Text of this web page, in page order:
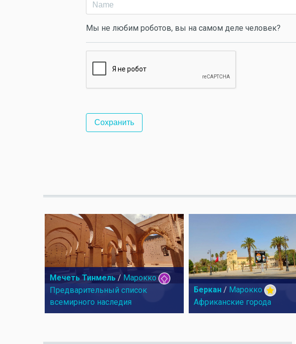
Мы не любим роботов, вы на самом деле человек?
Мечеть Тинмель / Марокко
Предварительный список
всемирного наследия
Беркан / Марокко
Африканские города